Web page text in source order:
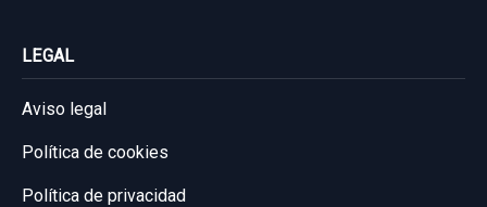
LEGAL
Aviso legal
Política de cookies
Política de privacidad